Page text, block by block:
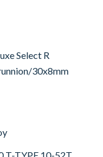
Select R
30x8mm
T-TYPE 10-52T